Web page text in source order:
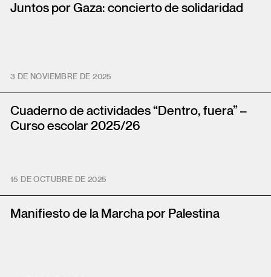
Juntos por Gaza: concierto de solidaridad
3 DE NOVIEMBRE DE 2025
Cuaderno de actividades “Dentro, fuera” –
Curso escolar 2025/26
15 DE OCTUBRE DE 2025
Manifiesto de la Marcha por Palestina